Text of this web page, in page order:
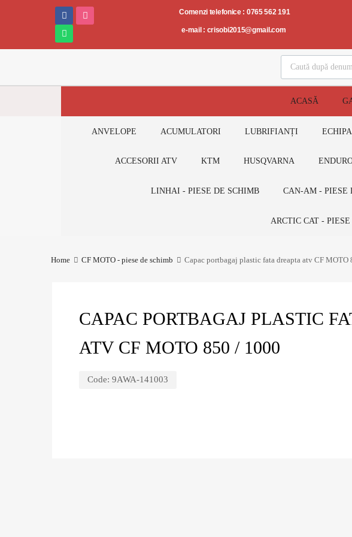
AUTO-
Comenzi telefonice : 0765 562 191
e-mail : crisobi2015@gmail.com
ACASĂ
ANVELOPE ACUMULATORI LUBRIFIANȚI
ACCESORII ATV KTM HUSQVARNA
LINHAI - PIESE DE SCHIMB CAN-AM - PIESE
ARCTIC CAT -
Home CF MOTO - piese de schimb Capac portbagaj plastic fata dreapta atv CF MOTO
CAPAC PORTBAGAJ PLASTIC
ATV CF MOTO 850 / 1000
Code: 9AWA-141003